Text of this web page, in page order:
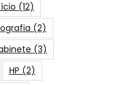
(12)
(2)
(3)
HP (2)